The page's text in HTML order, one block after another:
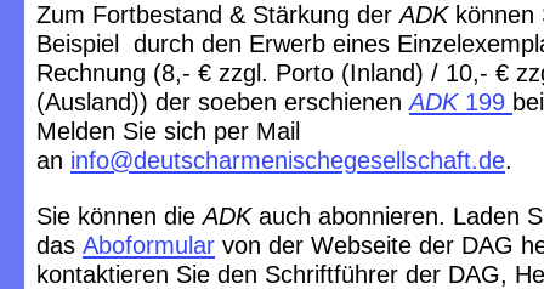
Zum Fortbestand & Stärkung derADKkönnen
Beispiel durch den Erwerb eines
Rechnung (8,- € zzgl. Porto (Inland) / 10,- €
(Ausland)) der soeben erschienenADK199
Melden Sie sich per Mail
an info@deutscharmenischegesellschaft.de.
Sie können dieADKauch abonnieren. Laden
das Aboformular von der Webseite der DAG
kontaktieren Sie den Schriftführer der DAG,